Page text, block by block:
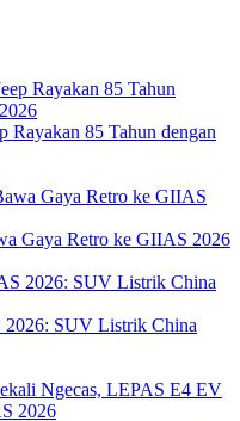
Rayakan 85 Tahun dengan
Gaya Retro ke GIIAS 2026
2026: SUV Listrik China